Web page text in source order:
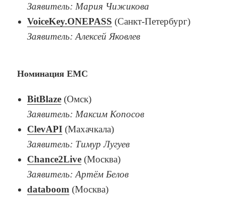
Заявитель: Мария Чижикова
VoiceKey.ONEPASS (Санкт-Петербург)
Заявитель: Алексей Яковлев
Номинация EMC
BitBlaze (Омск)
Заявитель: Максим Копосов
ClevAPI (Махачкала)
Заявитель: Тимур Лугуев
Chance2Live (Москва)
Заявитель: Артём Белов
databoom (Москва)